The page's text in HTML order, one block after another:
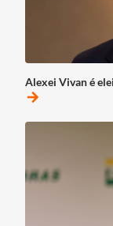
Alexei Vivan é
arrow_forward